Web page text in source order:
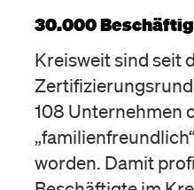
30.000
Kreisweit sind seit
108 Unternehmen
worden. Damit